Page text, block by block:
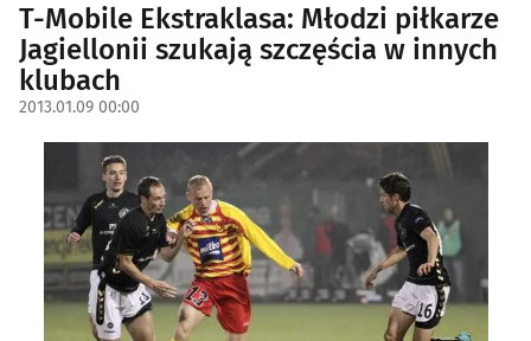
T-Mobile Ekstraklasa: Młodzi piłkarze
Jagiellonii szukają szczęścia w innych
klubach
2013.01.09 00:00